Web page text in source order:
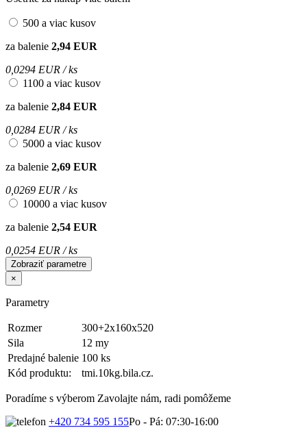
500 a viac kusov
za balenie 2,94 EUR
0,0294 EUR / ks
1100 a viac kusov
za balenie 2,84 EUR
0,0284 EUR / ks
5000 a viac kusov
za balenie 2,69 EUR
0,0269 EUR / ks
10000 a viac kusov
za balenie 2,54 EUR
0,0254 EUR / ks
Zobraziť parametre
×
Parametry
Rozmer
300+2x160x520
Sila
12 my
Predajné balenie 100 ks
Kód produktu:
tmi.10kg.bila.cz.
Poradíme s výberom Zavolajte nám, radi pomôžeme
+420 734 595 155Po - Pá: 07:30-16:00